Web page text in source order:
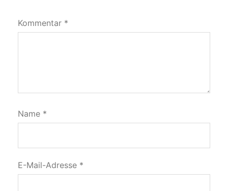
Kommentar *
Name *
E-Mail-Adresse *